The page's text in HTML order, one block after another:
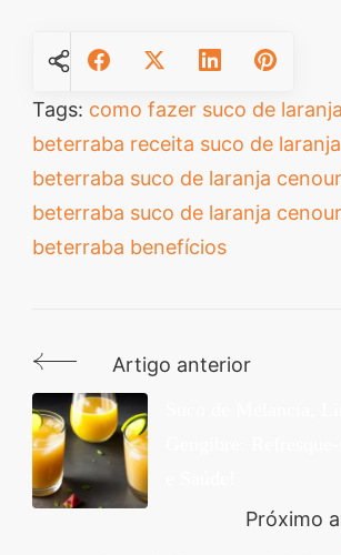
Tags: como fazer suco de
beterraba receita suco de
beterraba suco de laranja
beterraba suco de laranja
beterraba benefícios
Navegação
de
post
Artigo anterior
Próximo